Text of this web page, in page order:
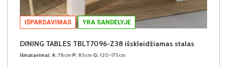
IŠPARDAVIMAS YRA SANDĖLYJE
DINING TABLES TBLT7096-Z38 išskleidžiamas stalas
Išmatavimai: A: 78cm P: 85cm G: 120-175cm